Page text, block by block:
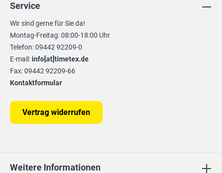
Service
Wir sind gerne für Sie da!
Montag-Freitag: 08:00-18:00 Uhr
Telefon: 09442 92209-0
E-mail:info[at]timetex.de
Fax: 09442 92209-66
Kontaktformular
Vertrag widerrufen
Weitere Informationen